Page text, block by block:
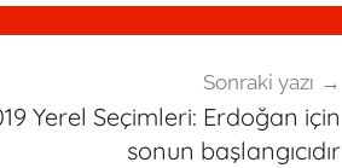
Sonraki yazı
Yerel Seçimleri: Erdoğan için
sonun başlangıcıdır